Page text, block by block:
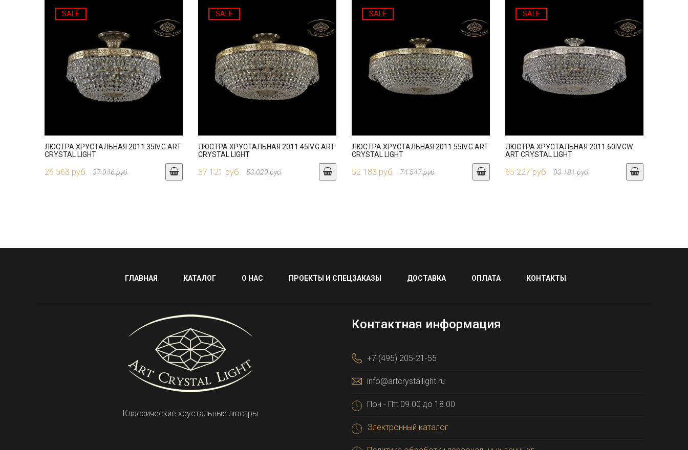
SALE
ЛЮСТРА ХРУСТАЛЬНАЯ 2011.35IV.G ART
CRYSTAL LIGHT
26 563 руб. 37 946 руб.
SALE
ЛЮСТРА ХРУСТАЛЬНАЯ 2011.45IV.G ART
CRYSTAL LIGHT
37 121 руб. 53 029 руб.
SALE
ЛЮСТРА ХРУСТАЛЬНАЯ 2011.55IV.G ART
CRYSTAL LIGHT
52 183 руб. 74 547 руб.
SALE
ЛЮСТРА ХРУСТАЛЬНАЯ 2011.60IV.GW
ART CRYSTAL LIGHT
65 227 руб. 93 181 руб.
ГЛАВНАЯ КАТАЛОГ О НАС ПРОЕКТЫ И СПЕЦЗАКАЗЫ ДОСТАВКА ОПЛАТА КОНТАКТЫ
Классические хрустальные люстры
Контактная информация
+7 (495) 205-21-55
info@artcrystallight.ru
Пон - Пт: 09.00 до 18.00
Электронный каталог